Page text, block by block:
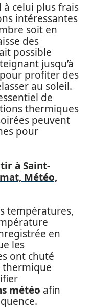
à celui plus frais
intéressantes
soit en
des
possible
jusqu’à
profiter des
au soleil.
de
thermiques
peuvent
pour
à Saint-
Météo,
températures,
en
les
ont chuté
thermique
météo afin